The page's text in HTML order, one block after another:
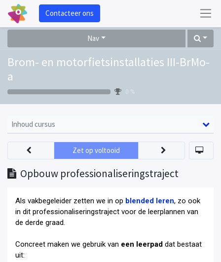
Contacteer ons
Nav
Brom- en motorfietsinstallaties III-BrMo-
a
0 %
Inhoud cursus
Opbouw professionaliseringstraject
Zet op voltooid
Als vakbegeleider zetten we in op blended leren, zo ook
in dit professionaliseringstraject voor de leerplannen van
de derde graad
Concreet maken we gebruik van een leerpad dat bestaat
uit: